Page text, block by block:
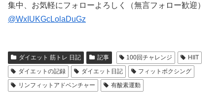
集中、お気軽にフォローよろしく（無言フォロー歓迎）
@WxIUKGcLolaDuGz
ダイエット 筋トレ 日記 記事 100回チャレンジ
HIIT
ダイエットの記録
ダイエット日記
フィットボクシング
リンフィットアドベンチャー
有酸素運動